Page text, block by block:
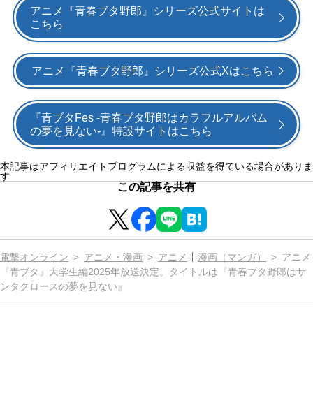
アニメ『青春ブタ野郎』シリーズ公式サイトは
こちら
アニメ『青春ブタ野郎』シリーズ公式Xはこちら
『青ブタFes -青春ブタ野郎はカラフルアルバム
の夢を見ない-』特設サイトはこちら
本記事はアフィリエイトプログラムによる収益を得ている場合がありま
す
この記事を共有
電撃オンライン アニメ・漫画 アニメ 漫画（マンガ）
アニメ
『青ブタ』大学生編2025年放送決定。タイトルは『青春ブタ野郎はサ
ンタクロースの夢を見ない』